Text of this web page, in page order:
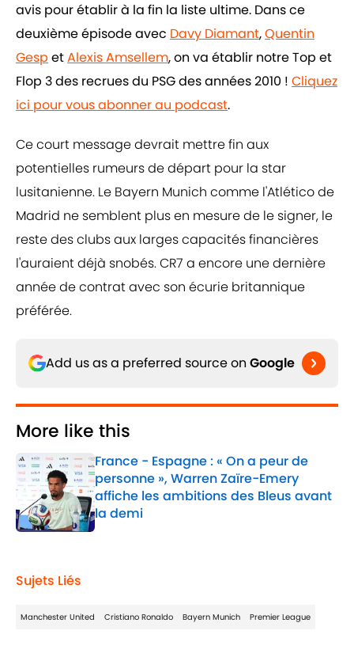
avis pour établir à la fin la liste ultime. Dans ce
deuxième épisode avec Davy Diamant,Quentin
Gesp etAlexis Amsellem, on va établir notre Top et
Flop 3 des recrues du PSG des années 2010 ! Cliquez
ici pour vous abonner au podcast.
Ce court message devrait mettre fin aux
potentielles rumeurs de départ pour la star
lusitanienne. Le Bayern Munich comme l'Atlético de
Madrid ne semblent plus en mesure de le signer, le
reste des clubs aux larges capacités financières
l'auraient déjà snobés. CR7 a encore une dernière
année de contrat avec son écurie britannique
préférée.
Add us as a preferred source on Google
More like this
France - Espagne : « On a peur de
personne », Warren Zaïre-Emery
affiche les ambitions des Bleus avant
la demi
Published by on Invalid Date
Sujets Liés
Manchester United Cristiano Ronaldo Bayern Munich Premier League